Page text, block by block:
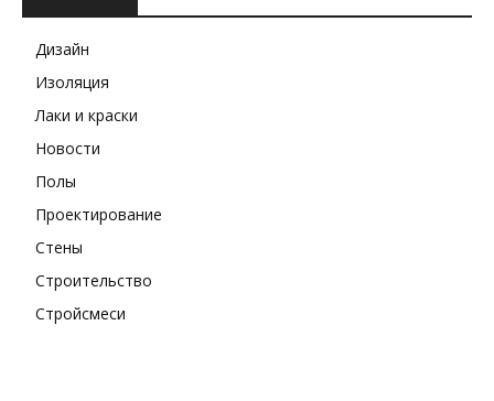
Дизайн
Изоляция
Лаки и краски
Новости
Полы
Проектирование
Стены
Строительство
Стройсмеси